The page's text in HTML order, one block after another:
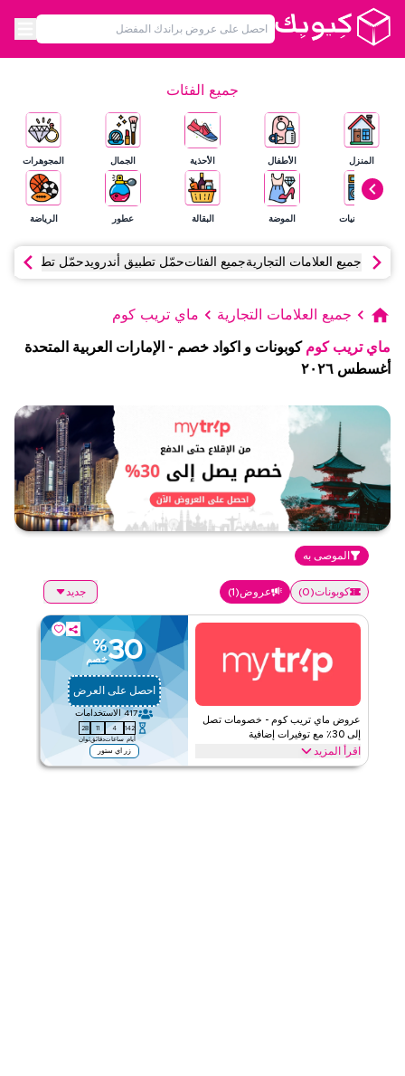
جميع الفئات
المنزل
الإلكترونيات
الأطفال
الموضة
الأحذية
البقالة
الجمال
عطور
المجوهرات
الرياضة
جميع العلامات التجاريةجميع الفئاتحمّل تطبيق أندرويدحمّل تطبيق آي
جميع العلامات التجارية ماي تريب كوم
ماي تريب كوم كوبونات و اكواد خصم - الإمارات العربية المتحدة
أغسطس ٢٠٢٦
الموصى به
كوبونات(
0
) عروض(
1
) جديد
عروض ماي تريب كوم - خصومات تصل
إلى 30٪ مع توفيرات إضافية
اقرأ المزيد
30
%
خصم
احصل على العرض
417 الاستخدامات
142
أيام
4
ساعات
11
دقائق
28
ثوان
زر اي ستور
عروض حصرية تصل إلى 30% على ماي تريب كوم. وفر على السفر من